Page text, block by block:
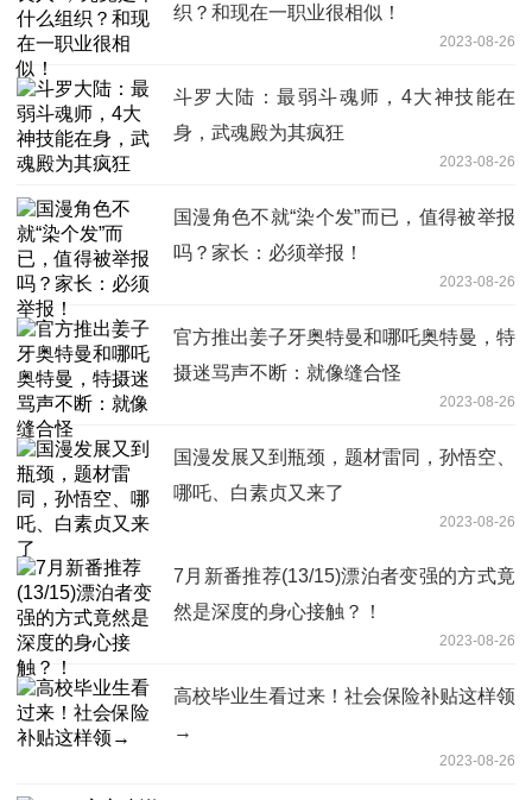
织？和现在一职业很相似！
2023-08-26
斗罗大陆：最弱斗魂师，4大神技能在
身，武魂殿为其疯狂
2023-08-26
国漫角色不就“染个发”而已，值得被举报
吗？家长：必须举报！
2023-08-26
官方推出姜子牙奥特曼和哪吒奥特曼，特
摄迷骂声不断：就像缝合怪
2023-08-26
国漫发展又到瓶颈，题材雷同，孙悟空、
哪吒、白素贞又来了
2023-08-26
7月新番推荐(13/15)漂泊者变强的方式竟
然是深度的身心接触？！
2023-08-26
高校毕业生看过来！社会保险补贴这样领
→
2023-08-26